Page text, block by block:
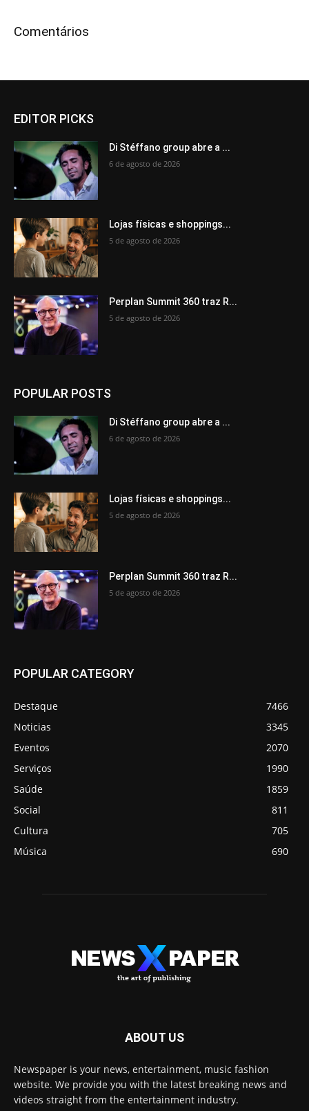
Comentários
EDITOR PICKS
Di Stéffano group abre a ...
6 de agosto de 2026
Lojas físicas e shoppings...
5 de agosto de 2026
Perplan Summit 360 traz R...
5 de agosto de 2026
POPULAR POSTS
Di Stéffano group abre a ...
6 de agosto de 2026
Lojas físicas e shoppings...
5 de agosto de 2026
Perplan Summit 360 traz R...
5 de agosto de 2026
POPULAR CATEGORY
Destaque
7466
Noticias
3345
Eventos
2070
Serviços
1990
Saúde
1859
Social
811
Cultura
705
Música
690
ABOUT US
Newspaper is your news, entertainment, music fashion
website. We provide you with the latest breaking news and
videos straight from the entertainment industry.